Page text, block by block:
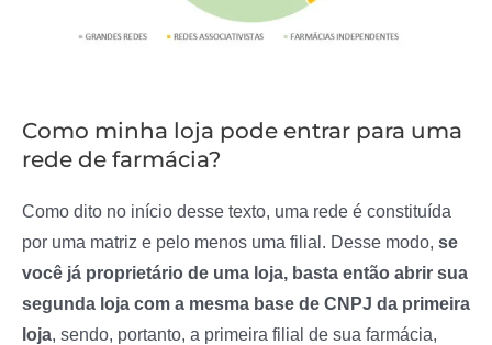
Como minha loja pode entrar para uma
rede de farmácia?
Como dito no início desse texto, uma rede é constituída
por uma matriz e pelo menos uma filial. Desse modo, se
você já proprietário de uma loja, basta então abrir sua
segunda loja com a mesma base de CNPJ da primeira
loja , sendo, portanto, a primeira filial de sua farmácia,